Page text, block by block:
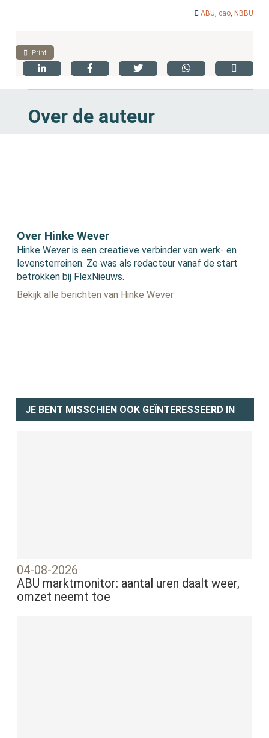
ABU, cao, NBBU
Print
Over de auteur
Over Hinke Wever
Hinke Wever is een creatieve verbinder van werk- en
levensterreinen. Ze was als redacteur vanaf de start
betrokken bij FlexNieuws.
Bekijk alle berichten van Hinke Wever
JE BENT MISSCHIEN OOK GEÏNTERESSEERD IN
04-08-2026
ABU marktmonitor: aantal uren daalt weer,
omzet neemt toe